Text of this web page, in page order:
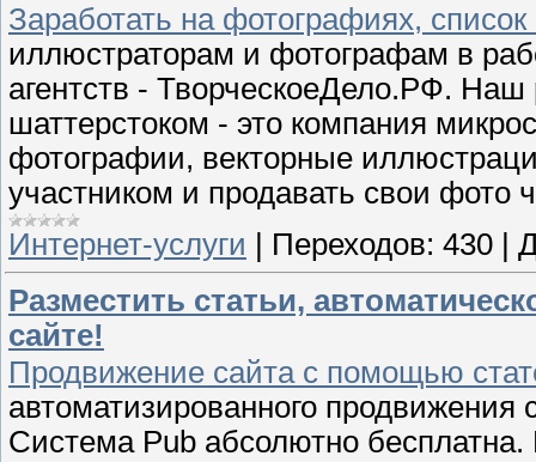
Заработать на фотографиях,
иллюстраторам и фотографам в
агентств - ТворческоеДело.РФ.
шаттерстоком - это компания
фотографии, векторные
участником и продавать свои фото
Интернет-услуги | Переходов: 430 |
Разместить статьи,
сайте!
Продвижение сайта с помощью
автоматизированного продвижения
Система Pub абсолютно